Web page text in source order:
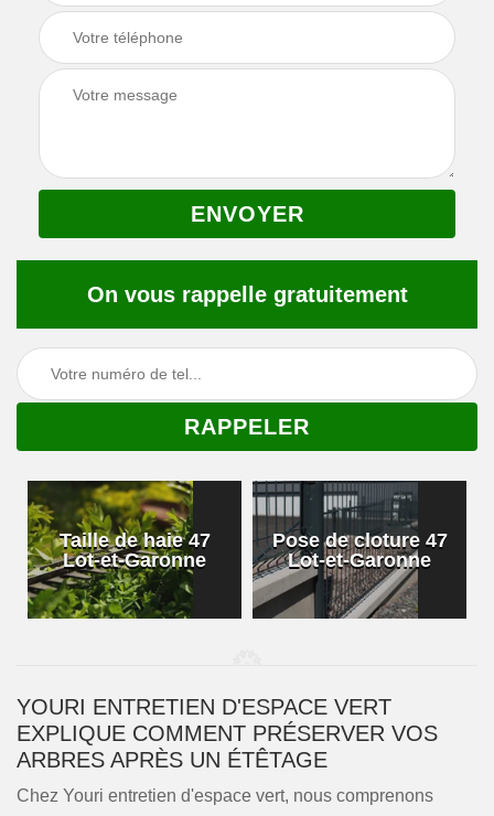
On vous rappelle gratuitement
Taille de haie 47
Lot-et-Garonne
Pose de cloture 47
Lot-et-Garonne
YOURI ENTRETIEN D'ESPACE VERT
EXPLIQUE COMMENT PRÉSERVER VOS
ARBRES APRÈS UN ÉTÊTAGE
Chez Youri entretien d'espace vert, nous comprenons